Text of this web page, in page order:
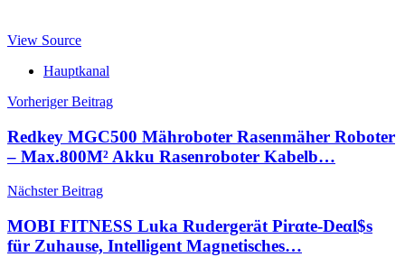
View Source
Hauptkanal
Beitragsnavigation
Vorheriger Beitrag
Redkey MGC500 Mähroboter Rasenmäher Roboter
– Max.800M² Akku Rasenroboter Kabelb…
Nächster Beitrag
MOBI FITNESS Luka Rudergerät Pirαtе-Dеαl$s
für Zuhause, Intelligent Magnetisches…